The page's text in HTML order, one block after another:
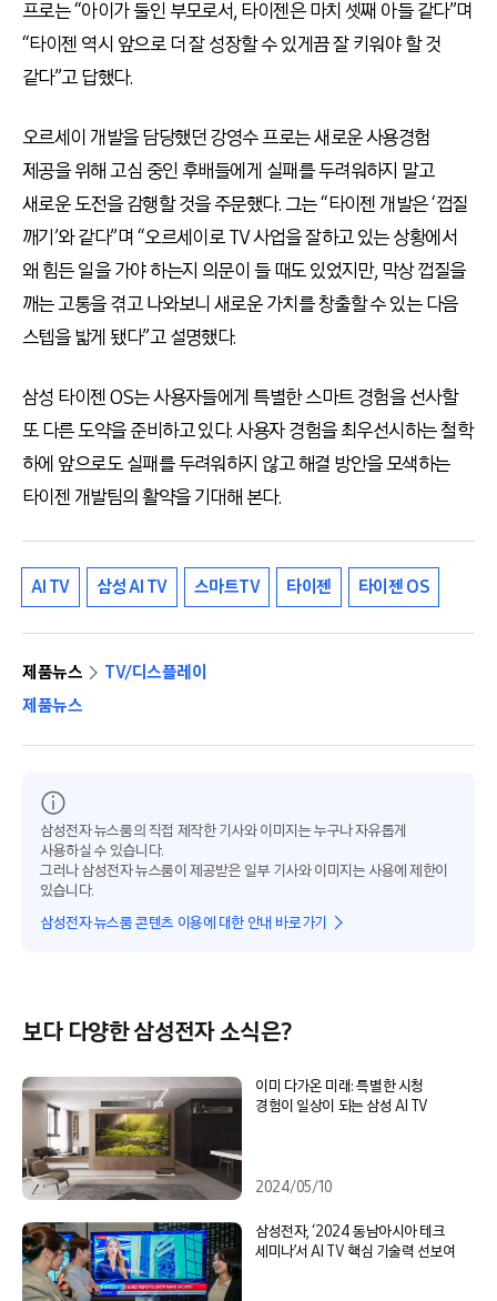
프로는 “아이가 둘인 부모로서, 타이젠은 마치 셋째 아들 같다”며
“타이젠 역시 앞으로 더 잘 성장할 수 있게끔 잘 키워야 할 것
같다”고 답했다.
오르세이 개발을 담당했던 강영수 프로는 새로운 사용경험
제공을 위해 고심 중인 후배들에게 실패를 두려워하지 말고
새로운 도전을 감행할 것을 주문했다. 그는 “타이젠 개발은 ‘껍질
깨기’와 같다”며 “오르세이로 TV 사업을 잘하고 있는 상황에서
왜 힘든 일을 가야 하는지 의문이 들 때도 있었지만, 막상 껍질을
깨는 고통을 겪고 나와보니 새로운 가치를 창출할 수 있는 다음
스텝을 밟게 됐다”고 설명했다.
삼성 타이젠 OS는 사용자들에게 특별한 스마트 경험을 선사할
또 다른 도약을 준비하고 있다. 사용자 경험을 최우선시하는 철학
하에 앞으로도 실패를 두려워하지 않고 해결 방안을 모색하는
타이젠 개발팀의 활약을 기대해 본다.
AI TV 삼성 AI TV 스마트TV 타이젠 타이젠 OS
제품뉴스
TV/디스플레이
제품뉴스
삼성전자 뉴스룸의 직접 제작한 기사와 이미지는 누구나 자유롭게
사용하실 수 있습니다.
그러나 삼성전자 뉴스룸이 제공받은 일부 기사와 이미지는 사용에 제한이
있습니다.
삼성전자 뉴스룸 콘텐츠 이용에 대한 안내 바로가기
보다 다양한 삼성전자 소식은?
이미 다가온 미래: 특별한 시청
경험이 일상이 되는 삼성 AI TV
2024/05/10
삼성전자, ‘2024 동남아시아 테크
세미나’서 AI TV 핵심 기술력 선보여